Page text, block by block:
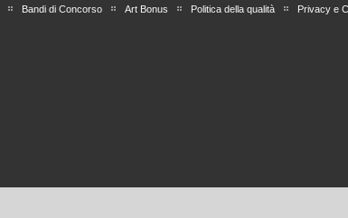
Bandi di Concorso Art Bonus Politica della qualità Privacy e